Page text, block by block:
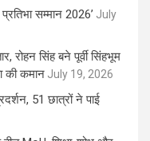
प्रतिभा सम्मान 2026’ July
सिंह बने पूर्वी सिंहभूम
की कमान July 19, 2026
51 छात्रों ने पाई